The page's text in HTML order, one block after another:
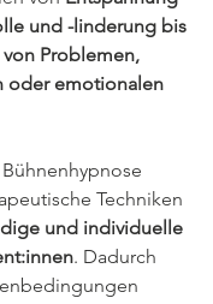
und -linderung bis
Problemen,
oder emotionalen
Techniken
und individuelle
. Dadurch